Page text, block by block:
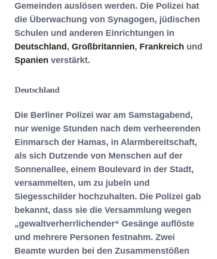
Gemeinden auslösen werden. Die Polizei hat
die Überwachung von Synagogen, jüdischen
Schulen und anderen Einrichtungen in
Deutschland, Großbritannien, Frankreich und
Spanien verstärkt.
Deutschland
Die Berliner Polizei war am Samstagabend,
nur wenige Stunden nach dem verheerenden
Einmarsch der Hamas, in Alarmbereitschaft,
als sich Dutzende von Menschen auf der
Sonnenallee, einem Boulevard in der Stadt,
versammelten, um zu jubeln und
Siegesschilder hochzuhalten. Die Polizei gab
bekannt, dass sie die Versammlung wegen
„gewaltverherrlichender“ Gesänge auflöste
und mehrere Personen festnahm. Zwei
Beamte wurden bei den Zusammenstößen